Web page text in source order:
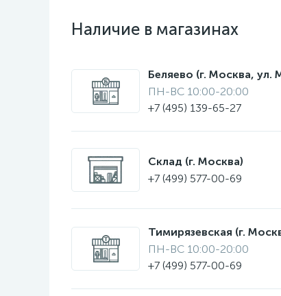
Наличие в магазинах
Беляево (г. Москва,
ПН-ВС 10:00-20:00
+7 (495) 139-65-27
Склад (г. Москва)
+7 (499) 577-00-69
Тимирязевская (г.
ПН-ВС 10:00-20:00
+7 (499) 577-00-69